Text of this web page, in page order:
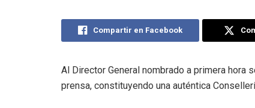
Compartir en Facebook
Al Director General nombrado a primera hora
prensa, constituyendo una auténtica